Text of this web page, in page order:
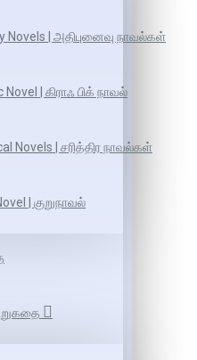
Novels | அதிபுனைவு நாவல்கள்
Novel | கிராஃ பிக் நாவல்
Novels | சரித்திர நாவல்கள்
| குறுநாவல்